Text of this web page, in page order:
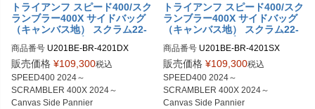
トライアンフ スピード400/スク
ランブラー400X サイドバッグ
（キャンバス地） スクラム22-
ドバッグサポート フレーム右側
キット ユニットガレージ
商品番号 U201BE-BR-4201DX
U201BE_BR+4201DX
販売価格 ¥109,300税込
SPEED400 2024～
SCRAMBLER 400X 2024～
Canvas Side Pannier
トライアンフ スピード400/スク
ランブラー400X サイドバッグ
（キャンバス地） スクラム22-
ドバッグサポート フレーム左側
キット ユニットガレージ
商品番号 U201BE-BR-4201SX
販売価格 ¥109,300税込
SPEED400 2024～
SCRAMBLER 400X 2024～
Canvas Side Pannier